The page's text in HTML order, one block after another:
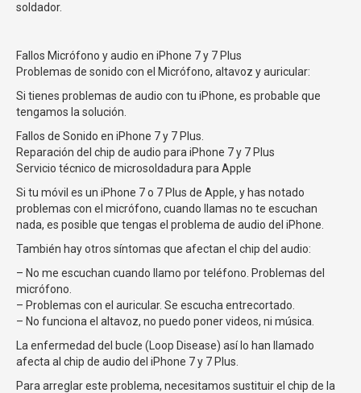
soldador.
Fallos Micrófono y audio en iPhone 7 y 7 Plus
Problemas de sonido con el Micrófono, altavoz y auricular:
Si tienes problemas de audio con tu iPhone, es probable que
tengamos la solución.
Fallos de Sonido en iPhone 7 y 7 Plus.
Reparación del chip de audio para iPhone 7 y 7 Plus
Servicio técnico de microsoldadura para Apple
Si tu móvil es un iPhone 7 o 7 Plus de Apple, y has notado
problemas con el micrófono, cuando llamas no te escuchan
nada, es posible que tengas el problema de audio del iPhone.
También hay otros síntomas que afectan el chip del audio:
– No me escuchan cuando llamo por teléfono. Problemas del
micrófono.
– Problemas con el auricular. Se escucha entrecortado.
– No funciona el altavoz, no puedo poner videos, ni música.
La enfermedad del bucle (Loop Disease) así lo han llamado
afecta al chip de audio del iPhone 7 y 7 Plus.
Para arreglar este problema, necesitamos sustituir el chip de la